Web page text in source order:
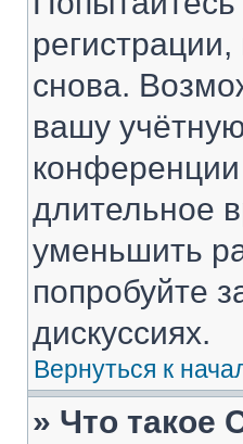
снова.
вашу
длительное
уменьшить
попробуйте
дискуссиях.
Вернуться к
» Что такое